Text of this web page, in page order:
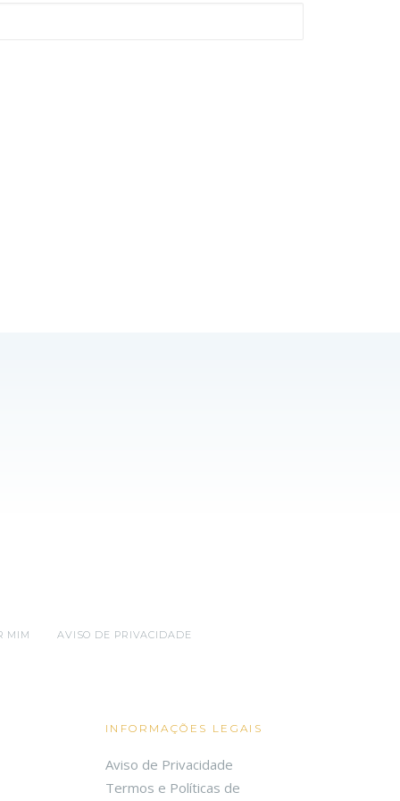
MIM AVISO DE PRIVACIDADE
INFORMAÇÕES LEGAIS
Aviso de Privacidade
Termos e Políticas de